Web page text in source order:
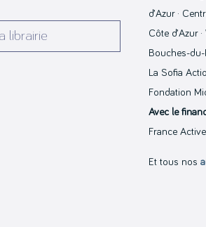
librairie
d’Azur ·
Côte d’Azur
Bouches-du-
La Sofia
Fondation
Avec le
France Active
Et tous nos